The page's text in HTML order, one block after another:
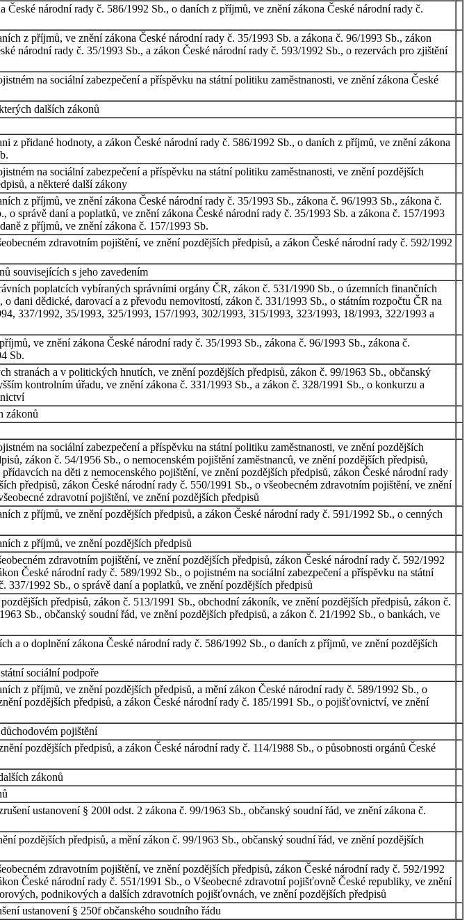
národní rady č. 586/1992 Sb., o daních z příjmů, ve znění zákona České národní rady č.
z příjmů, ve znění zákona České národní rady č. 35/1993 Sb. a zákona č. 96/1993 Sb., zákon
národní rady č. 35/1993 Sb., a zákon České národní rady č. 593/1992 Sb., o rezervách pro zjištění
na sociální zabezpečení a příspěvku na státní politiku zaměstnanosti, ve znění zákona České
dalších zákonů
z přidané hodnoty, a zákon České národní rady č. 586/1992 Sb., o daních z příjmů, ve znění zákona
na sociální zabezpečení a příspěvku na státní politiku zaměstnanosti, ve znění pozdějších
a některé další zákony
z příjmů, ve znění zákona České národní rady č. 35/1993 Sb., zákona č. 96/1993 Sb., zákona č.
správě daní a poplatků, ve znění zákona České národní rady č. 35/1993 Sb. a zákona č. 157/1993
z příjmů, ve znění zákona č. 157/1993 Sb.
zdravotním pojištění, ve znění pozdějších předpisů, a zákon České národní rady č. 592/1992
souvisejících s jeho zavedením
poplatcích vybíraných správními orgány ČR, zákon č. 531/1990 Sb., o územních finančních
dani dědické, darovací a z převodu nemovitostí, zákon č. 331/1993 Sb., o státním rozpočtu ČR na
337/1992, 35/1993, 325/1993, 157/1993, 302/1993, 315/1993, 323/1993, 18/1993, 322/1993 a
ve znění zákona České národní rady č. 35/1993 Sb., zákona č. 96/1993 Sb., zákona č.
Sb.
stranách a v politických hnutích, ve znění pozdějších předpisů, zákon č. 99/1963 Sb., občanský
kontrolním úřadu, ve znění zákona č. 331/1993 Sb., a zákon č. 328/1991 Sb., o konkurzu a
zákonů
na sociální zabezpečení a příspěvku na státní politiku zaměstnanosti, ve znění pozdějších
zákon č. 54/1956 Sb., o nemocenském pojištění zaměstnanců, ve znění pozdějších předpisů,
na děti z nemocenského pojištění, ve znění pozdějších předpisů, zákon České národní rady
předpisů, zákon České národní rady č. 550/1991 Sb., o všeobecném zdravotním pojištění, ve znění
zdravotní pojištění, ve znění pozdějších předpisů
z příjmů, ve znění pozdějších předpisů, a zákon České národní rady č. 591/1992 Sb., o cenných
z příjmů, ve znění pozdějších předpisů
zdravotním pojištění, ve znění pozdějších předpisů, zákon České národní rady č. 592/1992
České národní rady č. 589/1992 Sb., o pojistném na sociální zabezpečení a příspěvku na státní
1992 Sb., o správě daní a poplatků, ve znění pozdějších předpisů
předpisů, zákon č. 513/1991 Sb., obchodní zákoník, ve znění pozdějších předpisů, zákon č.
Sb., občanský soudní řád, ve znění pozdějších předpisů, a zákon č. 21/1992 Sb., o bankách, ve
a o doplnění zákona České národní rady č. 586/1992 Sb., o daních z příjmů, ve znění pozdějších
sociální podpoře
z příjmů, ve znění pozdějších předpisů, a mění zákon České národní rady č. 589/1992 Sb., o
pozdějších předpisů, a zákon České národní rady č. 185/1991 Sb., o pojišťovnictví, ve znění
pojištění
pozdějších předpisů, a zákon České národní rady č. 114/1988 Sb., o působnosti orgánů České
zákonů
ustanovení § 200l odst. 2 zákona č. 99/1963 Sb., občanský soudní řád, ve znění zákona č.
pozdějších předpisů, a mění zákon č. 99/1963 Sb., občanský soudní řád, ve znění pozdějších
zdravotním pojištění, ve znění pozdějších předpisů, zákon České národní rady č. 592/1992
České národní rady č. 551/1991 Sb., o Všeobecné zdravotní pojišťovně České republiky, ve znění
podnikových a dalších zdravotních pojišťovnách, ve znění pozdějších předpisů
ustanovení § 250f občanského soudního řádu